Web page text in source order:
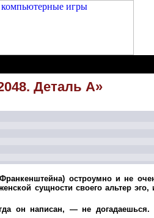
Деталь А»
остроумно и не
сущности своего альтер
он написан, — не догадаешься.